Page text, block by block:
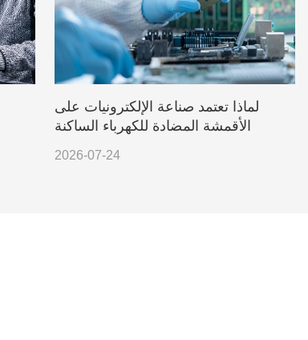
لماذا تعتمد صناعة الإلكترونيات على
الأقمشة المضادة للكهرباء الساكنة
2026-07-24